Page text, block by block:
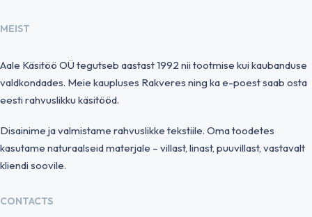
MEIST
Aale Käsitöö OÜ tegutseb aastast 1992 nii tootmise kui kaubanduse
valdkondades. Meie kaupluses Rakveres ning ka e-poest saab osta
eesti rahvuslikku käsitööd.
Disainime ja valmistame rahvuslikke tekstiile. Oma toodetes
kasutame naturaalseid materjale – villast, linast, puuvillast, vastavalt
kliendi soovile.
CONTACTS